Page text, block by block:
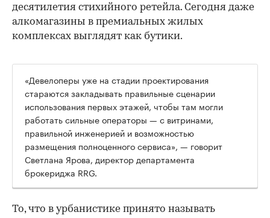
десятилетия стихийного ретейла. Сегодня даже
алкомагазины в премиальных жилых
комплексах выглядят как бутики.
00:00
«Девелоперы уже на стадии проектирования
стараются закладывать правильные сценарии
использования первых этажей, чтобы там могли
работать сильные операторы — с витринами,
правильной инженерией и возможностью
размещения полноценного сервиса», — говорит
Светлана Ярова, директор департамента
брокериджа RRG.
То, что в урбанистике принято называть